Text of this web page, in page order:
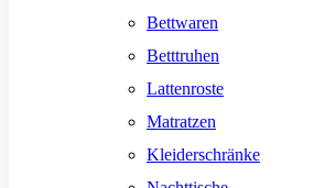
Bettwaren
Betttruhen
Lattenroste
Matratzen
Kleiderschränke